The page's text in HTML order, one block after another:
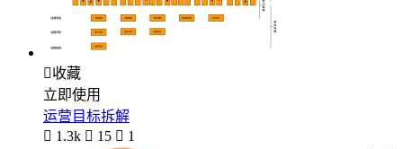
收藏
立即使用
运营目标拆解
 1.3k  15  1